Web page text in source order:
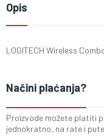
Opis
LOGITECH Wireless
Načini plaćanja?
Proizvode možete platiti
jednokratno, na rate i